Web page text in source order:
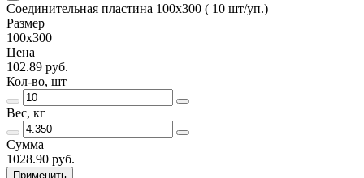
Соединительная пластина 100х300 ( 10 шт/уп.)
Размер
100х300
Цена
102.89 руб.
Кол-во, шт
Вес, кг
Сумма
1028.90 руб.
Применить